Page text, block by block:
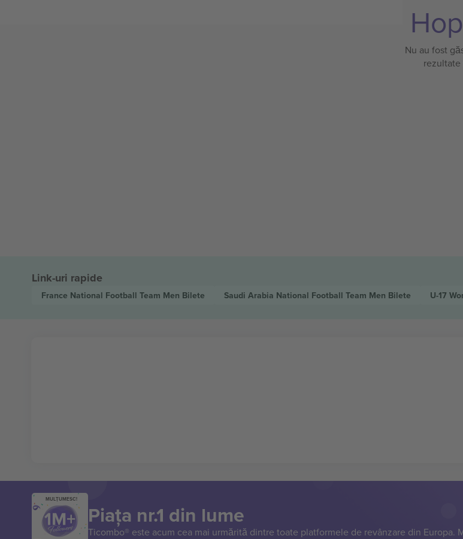
Nu au fost
Link-uri rapide
France National Football Team Men Bilete Saudi Arabia National Football Team Men Bilete U-17
MULȚUMESC!
Piața nr.1 din lume
Ticombo® este acum cea mai urmărită dintre toate platformele de revânzare din Europa.